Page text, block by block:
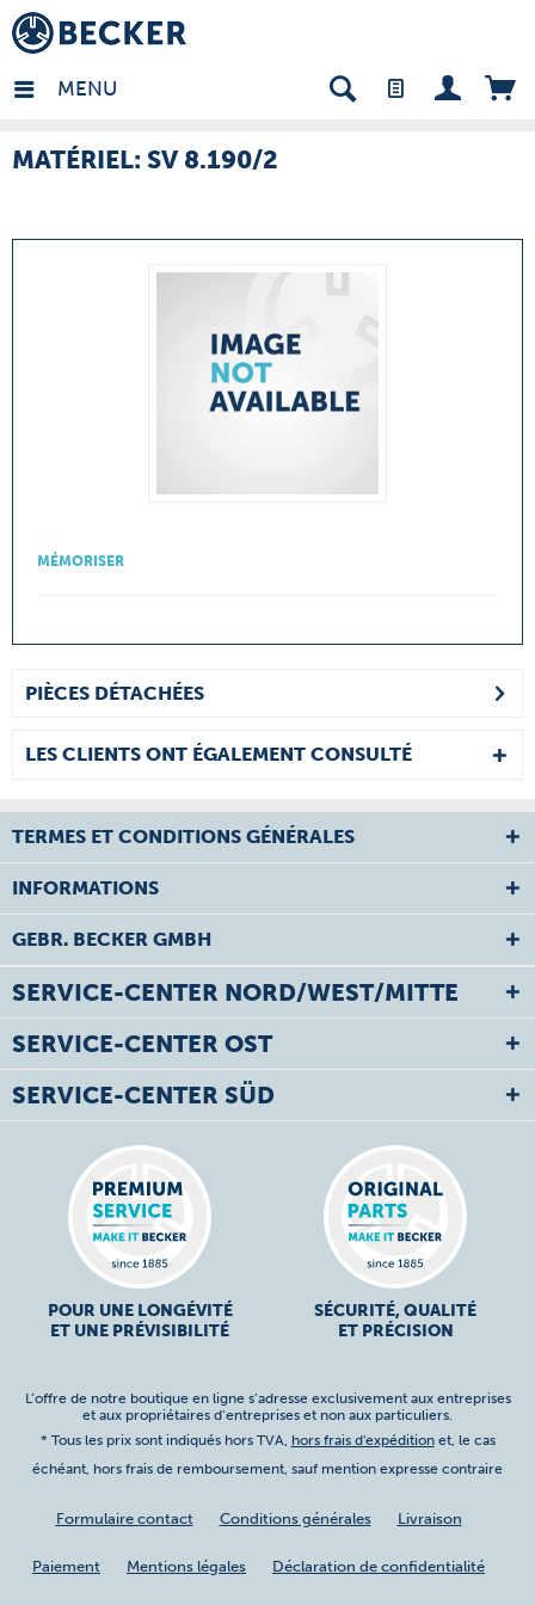
MENU
- FR
MATÉRIEL: SV 8.190/2
MÉMORISER
PIÈCES DÉTACHÉES
LES CLIENTS ONT ÉGALEMENT CONSULTÉ
TERMES ET CONDITIONS GÉNÉRALES
INFORMATIONS
GEBR. BECKER GMBH
SERVICE-CENTER NORD/WEST/MITTE
SERVICE-CENTER OST
SERVICE-CENTER SÜD
POUR UNE LONGÉVITÉ
ET UNE PRÉVISIBILITÉ
SÉCURITÉ, QUALITÉ
ET PRÉCISION
L’offre de notre boutique en ligne s’adresse exclusivement aux entreprises
et aux propriétaires d’entreprises et non aux particuliers.
* Tous les prix sont indiqués hors TVA, hors frais d'expéditionet, le cas
échéant, hors frais de remboursement, sauf mention expresse contraire
Formulaire contact Conditions générales Livraison
Paiement Mentions légales Déclaration de confidentialité